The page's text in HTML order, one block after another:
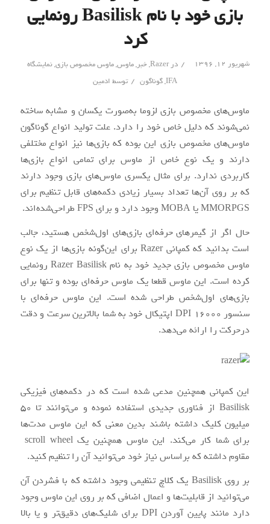
بازی خود با نام Basilisk رونمایی
کرد
شهریور ۱۲, ۱۳۹۶ / درRazer
,خبر,ماوس,ماوس مخصوص بازی,نمایشگاه
IFA
,گوناگون / توسط ادمین
ماوس‌های مخصوص بازی لزوما به‌صورت یکسان و مشابه ساخته
نمی‌شوند که دلیل خاص خود را دارد. علت تولید انواع گوناگون
ماوس‌های مخصوص بازی این بوده که بازی‌ها نیز انواع مختلفی
دارند و یک نوع خاص از ماوس برای تمامی انواع بازی‌ها
کاربردی ندارد. برای مثال یکسری ماوس‌های بازی وجود دارند
که بر روی آن‌ها تعداد بسیار زیادی دکمه‌های قابل تنظیم برای
MMORPGS یا MOBA وجود دارد و برای FPS طراحی‌شده‌اند.
حال اگر از گیمرهای حرفه‌ای بازی‌های اول‌شخص هستید، جالب
است بدانید که کمپانی Razer برای این‌گونه بازی‌ها از یک نوع
ماوس مخصوص بازی جدید خود به نام Razer Basilisk رونمایی
کرده است. این ماوس قطعا یک ماوس حرفه‌ای بوده و تنها برای
بازی‌های اول‌شخص طراحی‌ شده است. این ماوس حرفه‌ای با
سنسور 16000 DPI اپتیکال خود به شما بالاترین سرعت و دقت
درحرکت را ارائه می‌دهد.
این کمپانی همچنین مدعی شده است که در دکمه‌های فیزیکی
Basilisk از فناوری جدیدی استفاده نموده و می‌توانند تا 50
میلیون کلیک داشته باشند بدین معنی که این ماوس مدت‌ها
برای شما کار می‌کند. این ماوس همچنین یک scroll wheel
مقاوم داشته که براساس نیاز خود می‌توانید آن را تنظیم کنید.
بر روی Basilisk یک کلاچ تنظیمی وجود داشته که با فشردن آن
می‌توانید از قابلیت‌ها و اعمال اضافی که بر روی این ماوس وجود
دارد مانند پایین آوردن DPI برای شلیک‌های دقیق‌تر و یا بالا